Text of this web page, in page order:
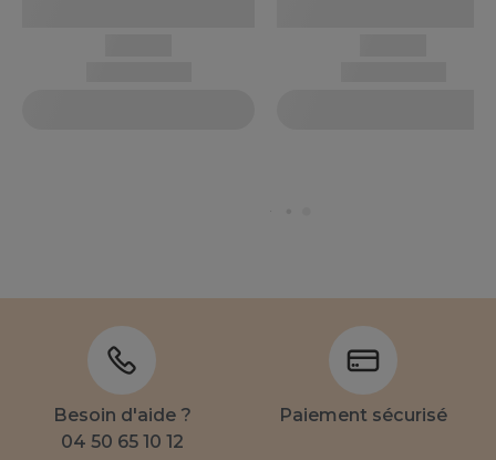
Besoin d'aide ?
04 50 65 10 12
Paiement sécurisé